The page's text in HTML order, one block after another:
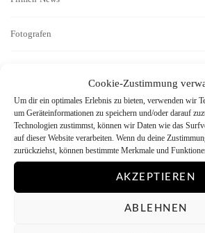
Cookie-Zustimmung
Um dir ein optimales Erlebnis zu bieten, verwenden wir
um Geräteinformationen zu speichern und/oder darauf
Technologien zustimmst, können wir Daten wie das
auf dieser Website verarbeiten. Wenn du deine
zurückziehst, können bestimmte Merkmale und
AKZEPTIEREN
ABLEHNEN
Fotografen
Interview
Kamera-Reviews